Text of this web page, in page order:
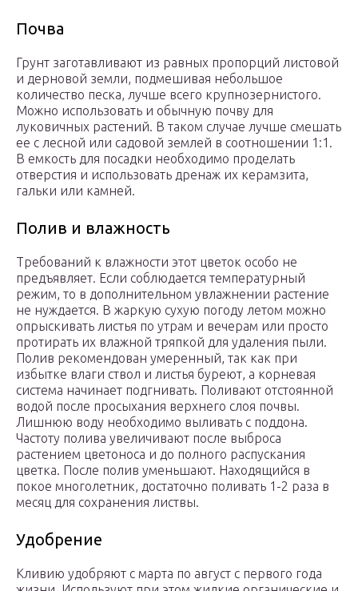
Почва
Грунт заготавливают из равных пропорций листовой
и дерновой земли, подмешивая небольшое
количество песка, лучше всего крупнозернистого.
Можно использовать и обычную почву для
луковичных растений. В таком случае лучше смешать
ее с лесной или садовой землей в соотношении 1:1.
В емкость для посадки необходимо проделать
отверстия и использовать дренаж их керамзита,
гальки или камней.
Полив и влажность
Требований к влажности этот цветок особо не
предъявляет. Если соблюдается температурный
режим, то в дополнительном увлажнении растение
не нуждается. В жаркую сухую погоду летом можно
опрыскивать листья по утрам и вечерам или просто
протирать их влажной тряпкой для удаления пыли.
Полив рекомендован умеренный, так как при
избытке влаги ствол и листья буреют, а корневая
система начинает подгнивать. Поливают отстоянной
водой после просыхания верхнего слоя почвы.
Лишнюю воду необходимо выливать с поддона.
Частоту полива увеличивают после выброса
растением цветоноса и до полного распускания
цветка. После полив уменьшают. Находящийся в
покое многолетник, достаточно поливать 1-2 раза в
месяц для сохранения листвы.
Удобрение
Кливию удобряют с марта по август с первого года